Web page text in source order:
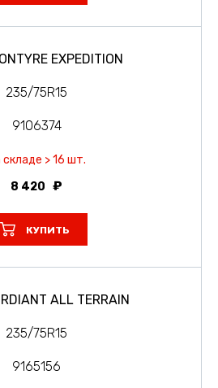
EXPEDITION
235/75R15
9106374
складе > 16 шт.
8 420
КУПИТЬ
ALL TERRAIN
235/75R15
9165156